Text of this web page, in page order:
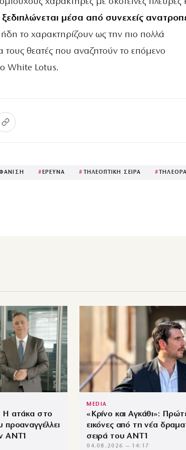
μέσα από συνεχείς
ήδη το χαρακτηρίζουν ως την πιο πολλά
τους θεατές που αναζητούν το επόμενο
White Lotus.
#ΕΡΕΥΝΑ # ΤΗΛΕΟΠΤΙΚΗ ΣΕΙΡΑ #
Η ατάκα στο
προαναγγέλλει
ΑΝΤ1
MEDIA
«Κρίνο και Αγκάθι»:
εικόνες από τη νέα
σειρά του ANT1
04.08.2026 — 14:17